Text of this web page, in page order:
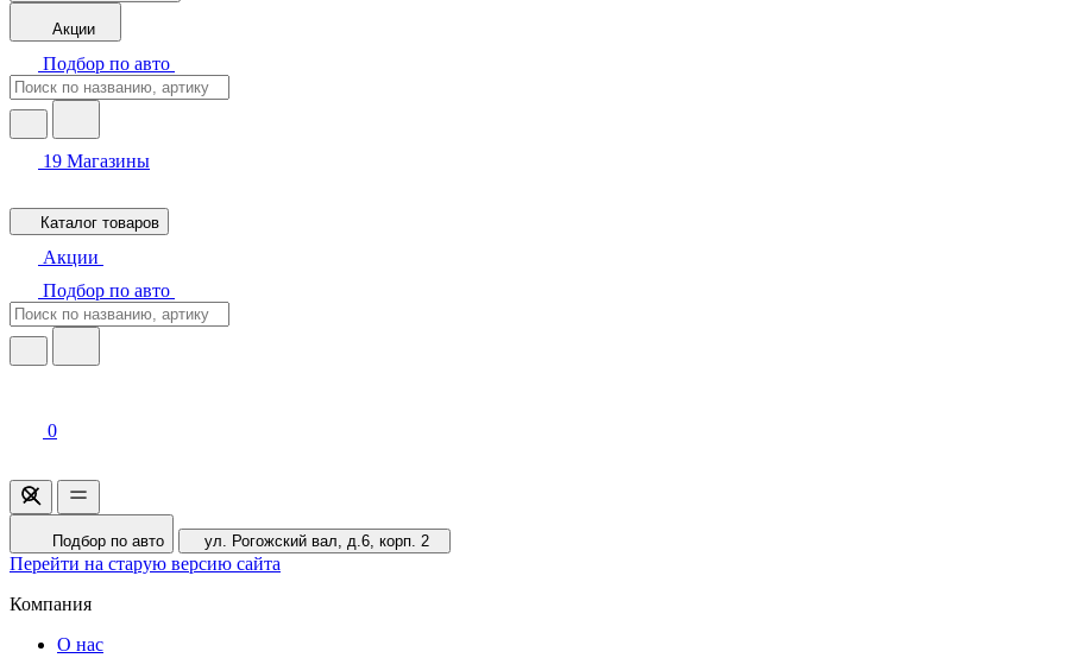
Акции
Подбор по авто
19 Магазины
Каталог товаров
Акции
Подбор по авто
0
Подбор по авто ул. Рогожский вал, д.6, корп. 2
Перейти на старую версию сайта
Компания
О нас